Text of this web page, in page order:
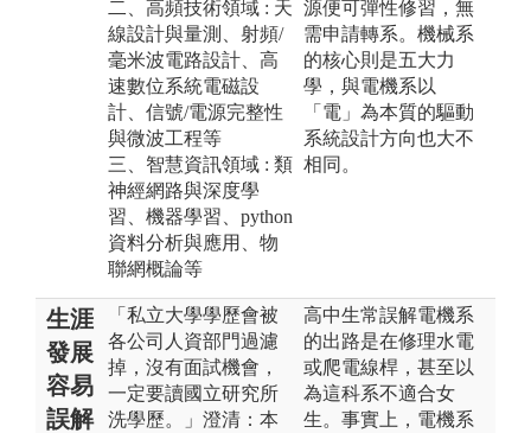
二、高頻技術領域 : 天
線設計與量測、射頻/
毫米波電路設計、高
速數位系統電磁設
計、信號/電源完整性
與微波工程等
三、智慧資訊領域 : 類
神經網路與深度學
習、機器學習、python
資料分析與應用、物
聯網概論等
源便可彈性修習，無
需申請轉系。機械系
的核心則是五大力
學，與電機系以
「電」為本質的驅動
系統設計方向也大不
相同。
生涯
發展
容易
誤解
「私立大學學歷會被
各公司人資部門過濾
掉，沒有面試機會，
一定要讀國立研究所
洗學歷。」澄清：本
高中生常誤解電機系
的出路是在修理水電
或爬電線桿，甚至以
為這科系不適合女
生。事實上，電機系